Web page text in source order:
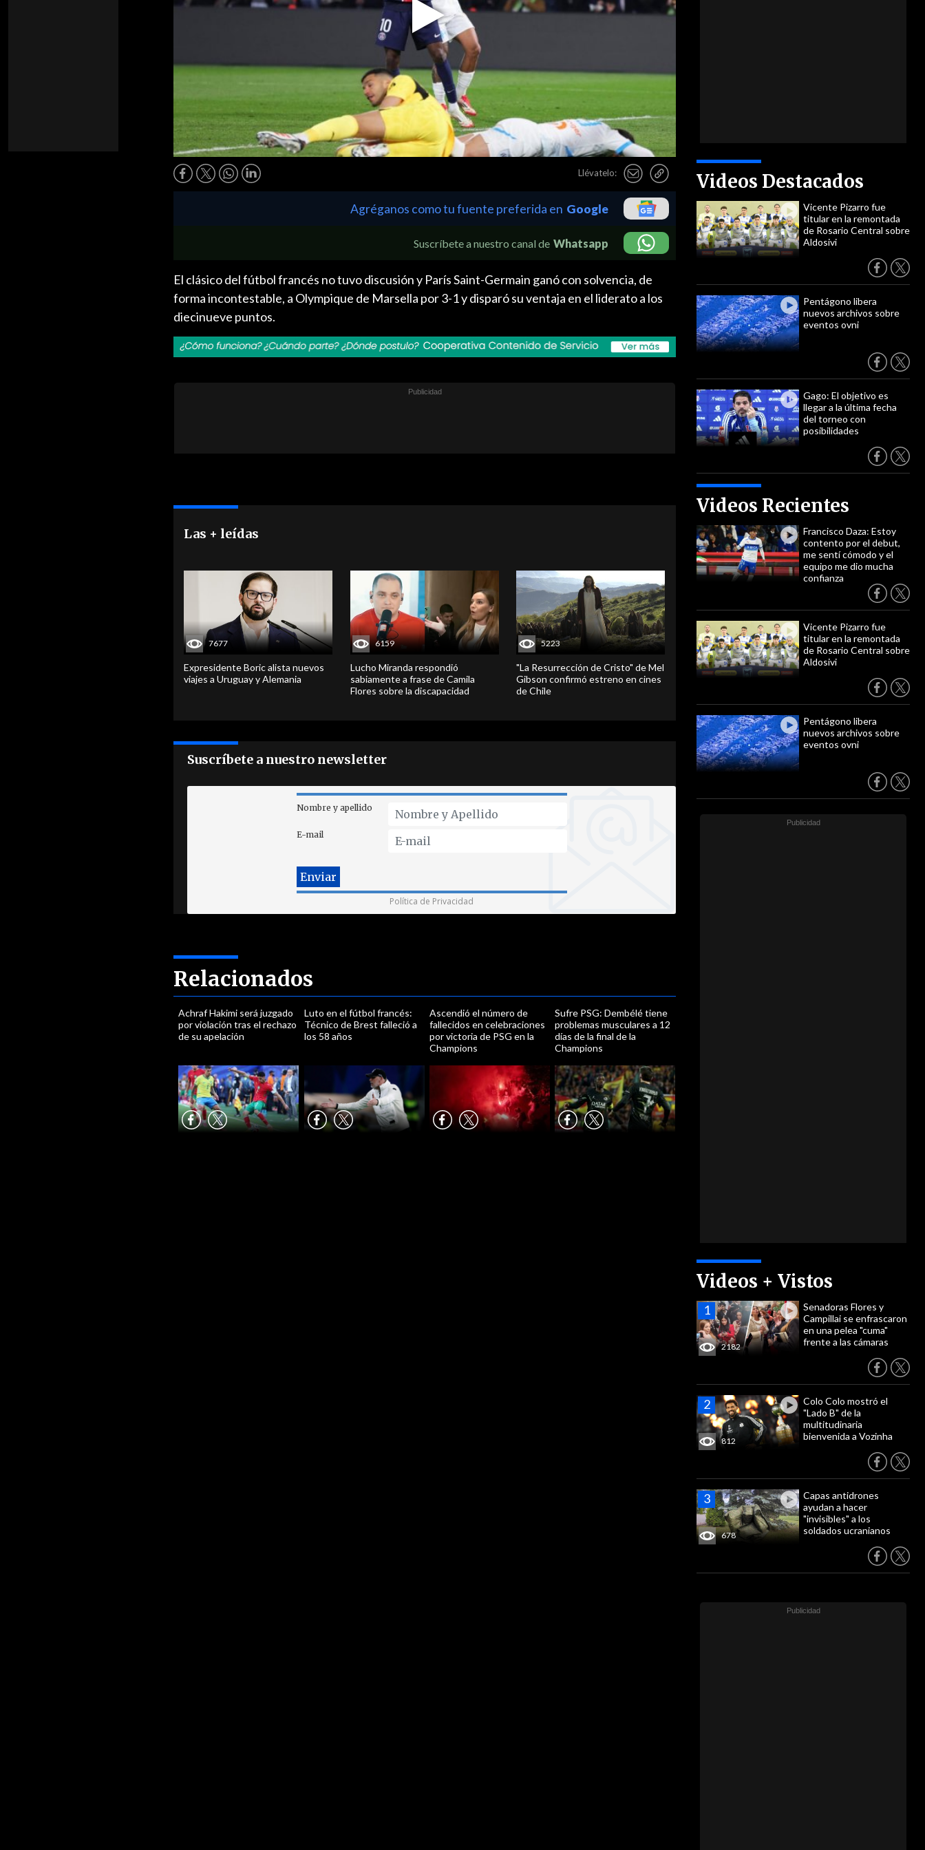
Play
Video
Llévatelo: Videos Destacados
Vicente Pizarro fue
titular en la remontada
de Rosario Central sobre
Aldosivi
Pentágono libera
nuevos archivos sobre
eventos ovni
Gago: El objetivo es
llegar a la última fecha
del torneo con
posibilidades
Videos Recientes
Francisco Daza: Estoy
contento por el debut,
me sentí cómodo y el
equipo me dio mucha
confianza
Vicente Pizarro fue
titular en la remontada
de Rosario Central sobre
Aldosivi
Pentágono libera
nuevos archivos sobre
eventos ovni
Videos + Vistos
2182
Senadoras Flores y
Campillai se enfrascaron
en una pelea "cuma"
frente a las cámaras
812
Colo Colo mostró el
"Lado B" de la
multitudinaria
bienvenida a Vozinha
678
Capas antidrones
ayudan a hacer
"invisibles" a los
soldados ucranianos
Agréganos como tu fuente preferida en Google
Suscríbete a nuestro canal de Whatsapp
El clásico del fútbol francés no tuvo discusión y París Saint-Germain ganó con solvencia, de
forma incontestable, a Olympique de Marsella por 3-1 y disparó su ventaja en el liderato a los
diecinueve puntos.
Las + leídas
7677
Expresidente Boric alista nuevos
viajes a Uruguay y Alemania
6159
Lucho Miranda respondió
sabiamente a frase de Camila
Flores sobre la discapacidad
5223
"La Resurrección de Cristo" de Mel
Gibson confirmó estreno en cines
de Chile
Suscríbete a nuestro newsletter
Nombre y apellido
E-mail
Política de Privacidad
Relacionados
Achraf Hakimi será juzgado
por violación tras el rechazo
de su apelación
Luto en el fútbol francés:
Técnico de Brest falleció a
los 58 años
Ascendió el número de
fallecidos en celebraciones
por victoria de PSG en la
Champions
Sufre PSG: Dembélé tiene
problemas musculares a 12
días de la final de la
Champions